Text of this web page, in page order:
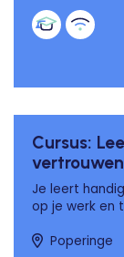
Cursus:
Je leert
op je werk en
Poperinge